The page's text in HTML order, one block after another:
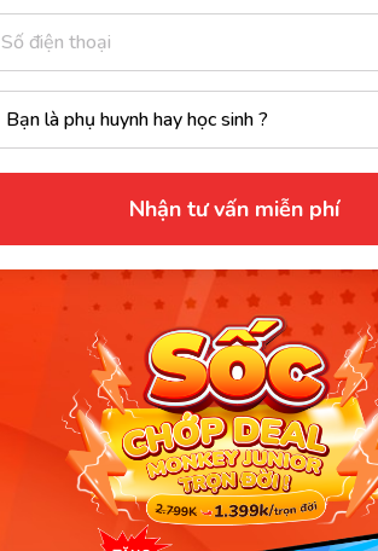
Nhận tư vấn miễn phí
vai trò chính trong việc kích
nên mẹ hãy tích cực cho con bú
sữa hoạt động tốt hơn nhé. Điều
tăng tình cảm, kết nối giữa hai
tiếp giúp kích thích sữa mẹ tốt hơn. (Ảnh:
Sưu tầm Internet)